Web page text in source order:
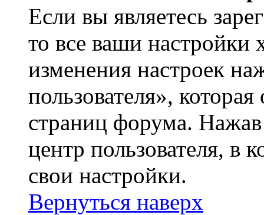
Если вы являетесь
то все ваши настройки
изменения настроек
пользователя»,
страниц форума.
центр пользователя, в
свои настройки.
Вернуться наверх